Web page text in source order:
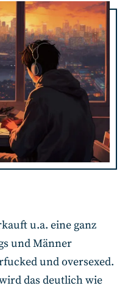
u.a. eine ganz
und Männer
und oversexed.
das deutlich wie